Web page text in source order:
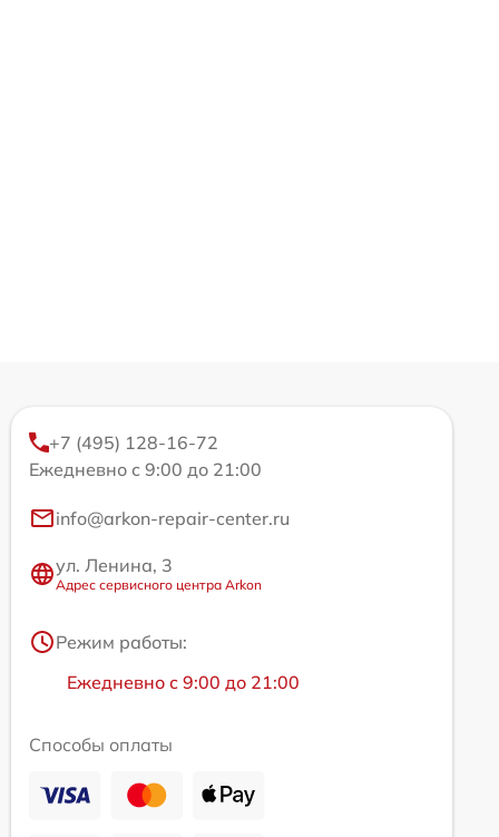
+7 (495) 128-16-72
Ежедневно с 9:00 до 21:00
info@arkon-repair-center.ru
ул. Ленина, 3
Адрес сервисного центра Arkon
Режим работы:
Ежедневно с 9:00 до 21:00
Способы оплаты